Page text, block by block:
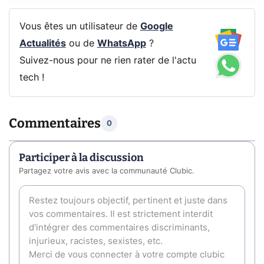
Vous êtes un utilisateur de Google
Actualitésou de WhatsApp?
Suivez-nous pour ne rien rater de l'actu
tech !
Commentaires 0
Participer à la discussion
Partagez votre avis avec la communauté Clubic.